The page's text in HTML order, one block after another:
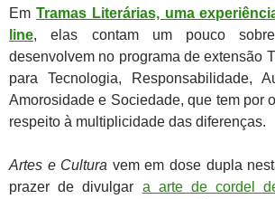
Em Tramas Literárias, uma
line, elas contam um pouco
desenvolvem no programa de extensão
para Tecnologia, Responsabilidade,
Amorosidade e Sociedade, que tem por
respeito à multiplicidade das diferenças.
Artes e Cultura vem em dose dupla
prazer de divulgar a arte de cordel